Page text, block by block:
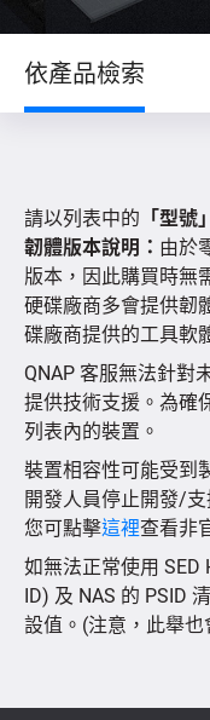
依產品檢索
依裝置檢索
網路攝影機相容
請以列表中的 「型號」
韌體版本說明： 由於
版本，因此購買時無
硬碟廠商多會提供韌
碟廠商提供的工具軟
QNAP 客服無法針對
提供技術支援。為確
列表內的裝置。
裝置相容性可能受到
開發人員停止開發/
您可點擊這裡查看非
如無法正常使用 SED
ID) 及 NAS 的 PSID
設值。(注意，此舉